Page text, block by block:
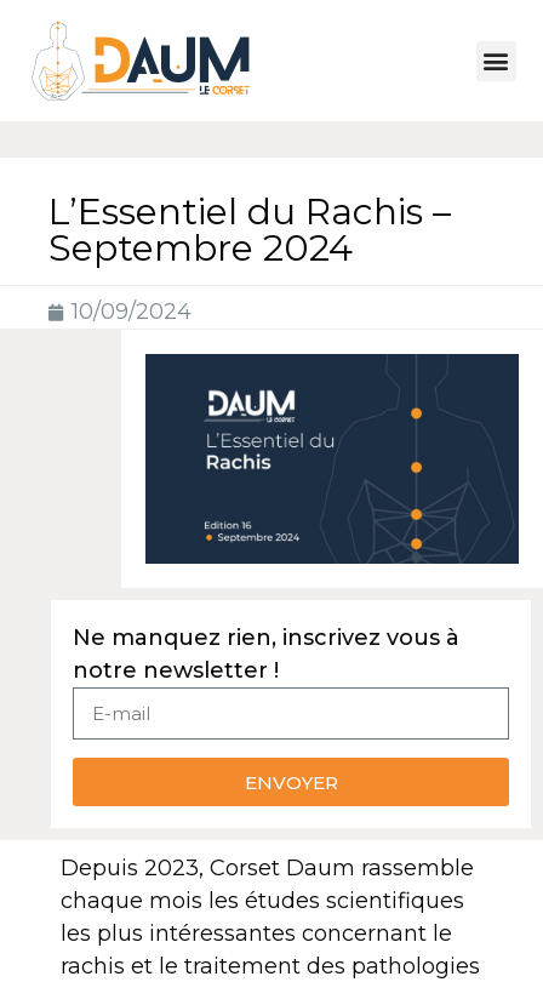
L’Essentiel du Rachis –
Septembre 2024
10/09/2024
Ne manquez rien, inscrivez vous à
notre newsletter !
ENVOYER
Depuis 2023, Corset Daum rassemble
chaque mois les études scientifiques
les plus intéressantes concernant le
rachis et le traitement des pathologies